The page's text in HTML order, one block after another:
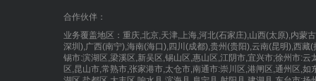
合作伙伴：
业务覆盖地区：重庆,北京,天津,上海,河北(石家庄),山西(太原),内蒙
深圳),广西(南宁),海南(海口),四川(成都),贵州(贵阳),云南(昆明),西
锡市:滨湖区,梁溪区,新吴区,锡山区,惠山区,江阴市,宜兴市;徐州市:
区,昆山市,常熟市,张家港市,太仓市,南通市:崇川区,港闸区,通州区,如